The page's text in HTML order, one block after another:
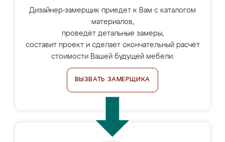
Дизайнер-замерщик приедет к Вам с каталогом
материалов,
проведёт детальные замеры,
составит проект и сделает окончательный расчёт
стоимости Вашей будущей мебели.
ВЫЗВАТЬ ЗАМЕРЩИКА